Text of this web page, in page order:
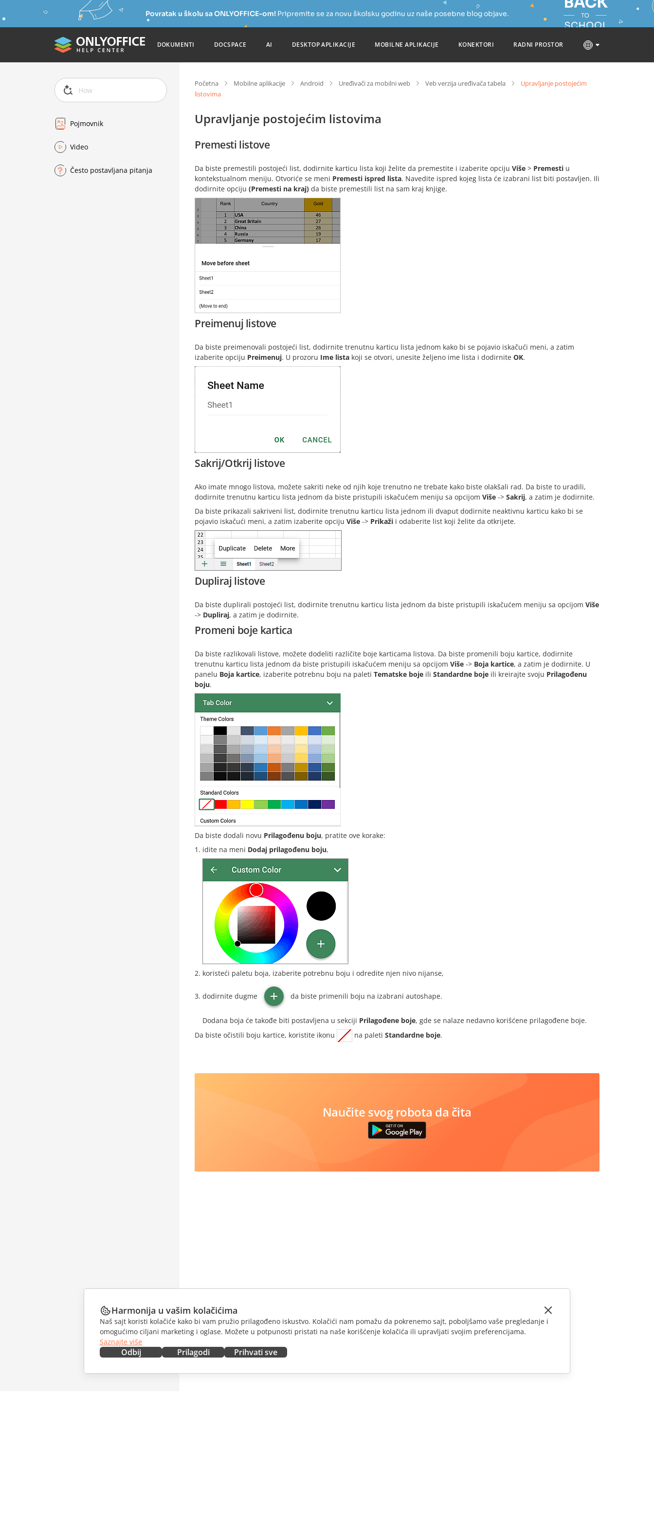
Povratak u školu sa ONLYOFFICE-om!Pripremite se za novu školsku godinu uz naše posebne blog objave.
DOKUMENTI DOCSPACE AI DESKTOP APLIKACIJE MOBILNE APLIKACIJE KONEKTORI RADNI PROSTOR
Pojmovnik
Video
Često postavljana pitanja
Početna Mobilne aplikacije Android Uređivači za mobilni web Veb verzija uređivača tabela
Upravljanje postojećim
listovima
Upravljanje postojećim listovima
Premesti listove
Da biste premestili postojeći list, dodirnite karticu lista koji želite da premestite i izaberite opciju Više > Premesti u
kontekstualnom meniju. Otvoriće se meni Premesti ispred lista. Navedite ispred kojeg lista će izabrani list biti postavljen. Ili
dodirnite opciju (Premesti na kraj) da biste premestili list na sam kraj knjige.
Preimenuj listove
Da biste preimenovali postojeći list, dodirnite trenutnu karticu lista jednom kako bi se pojavio iskačući meni, a zatim
izaberite opciju Preimenuj. U prozoru Ime lista koji se otvori, unesite željeno ime lista i dodirnite OK.
Sakrij/Otkrij listove
Ako imate mnogo listova, možete sakriti neke od njih koje trenutno ne trebate kako biste olakšali rad. Da biste to uradili,
dodirnite trenutnu karticu lista jednom da biste pristupili iskačućem meniju sa opcijom Više -> Sakrij, a zatim je dodirnite.
Da biste prikazali sakriveni list, dodirnite trenutnu karticu lista jednom ili dvaput dodirnite neaktivnu karticu kako bi se
pojavio iskačući meni, a zatim izaberite opciju Više -> Prikaži i odaberite list koji želite da otkrijete.
Dupliraj listove
Da biste duplirali postojeći list, dodirnite trenutnu karticu lista jednom da biste pristupili iskačućem meniju sa opcijom Više
-> Dupliraj, a zatim je dodirnite.
Promeni boje kartica
Da biste razlikovali listove, možete dodeliti različite boje karticama listova. Da biste promenili boju kartice, dodirnite
trenutnu karticu lista jednom da biste pristupili iskačućem meniju sa opcijom Više -> Boja kartice, a zatim je dodirnite. U
panelu Boja kartice, izaberite potrebnu boju na paleti Tematske boje ili Standardne boje ili kreirajte svoju Prilagođenu
boju.
Da biste dodali novu Prilagođenu boju, pratite ove korake:
idite na meni Dodaj prilagođenu boju,
koristeći paletu boja, izaberite potrebnu boju i odredite njen nivo nijanse,
dodirnite dugme da biste primenili boju na izabrani autoshape.
Dodana boja će takođe biti postavljena u sekciji Prilagođene boje, gde se nalaze nedavno korišćene prilagođene boje.
Da biste očistili boju kartice, koristite ikonu
na paleti Standardne boje.
Naučite svog robota da čita
Harmonija u vašim kolačićima
Naš sajt koristi kolačiće kako bi vam pružio prilagođeno iskustvo. Kolačići nam pomažu da pokrenemo sajt, poboljšamo vaše pregledanje i
omogućimo ciljani marketing i oglase. Možete u potpunosti pristati na naše korišćenje kolačića ili upravljati svojim preferencijama.
Saznajte više
Odbij Prilagodi Prihvati sve